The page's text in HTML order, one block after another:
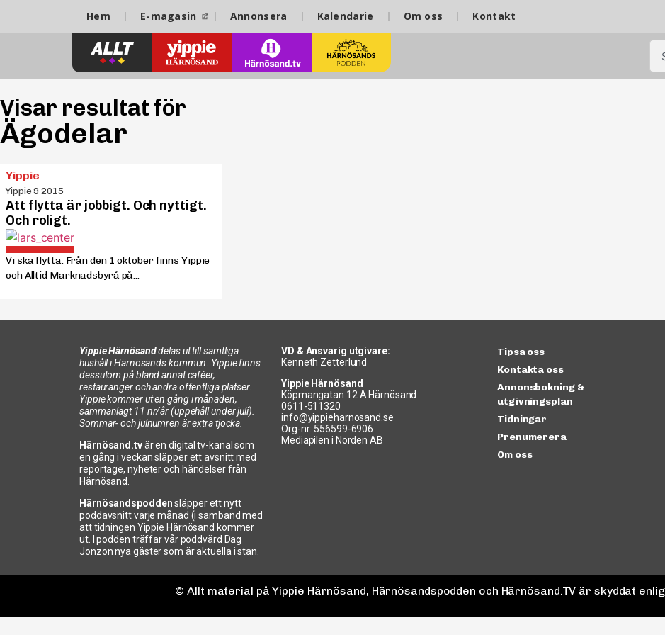
Hem E-magasin Annonsera Kalendarie Om oss Kontakt
Visar resultat för
Ägodelar
Yippie
Yippie 9 2015
Att flytta är jobbigt. Och nyttigt.
Och roligt.
Vi ska flytta. Från den 1 oktober finns Yippie
och Alltid Marknadsbyrå på...
Yippie Härnösanddelas ut till samtliga
hushåll i Härnösands kommun. Yippie finns
dessutom på bland annat caféer,
restauranger och andra offentliga platser.
Yippie kommer ut en gång i månaden,
sammanlagt 11 nr/år (uppehåll under juli).
Sommar- och julnumren är extra tjocka.
Härnösand.tvär en digital tv-kanal som
en gång i veckan släpper ett avsnitt med
reportage, nyheter och händelser från
Härnösand.
Härnösandspoddensläpper ett nytt
poddavsnitt varje månad (i samband med
att tidningen Yippie Härnösand kommer
ut. I podden träffar vår poddvärd Dag
Jonzon nya gäster som är aktuella i stan.
VD & Ansvarig utgivare:
Kenneth Zetterlund
Yippie Härnösand
Köpmangatan 12 A Härnösand
0611-511320
info@yippieharnosand.se
Org-nr: 556599-6906
Mediapilen i Norden AB
Tipsa oss
Kontakta oss
Annonsbokning &
utgivningsplan
Tidningar
Prenumerera
Om oss
© Allt material på Yippie Härnösand, Härnösandspodden och Härnösand.TV är skyddat